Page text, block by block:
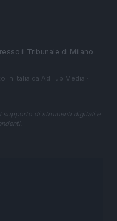
il Tribunale di Milano
in Italia da AdHub Media
supporto di strumenti digitali e